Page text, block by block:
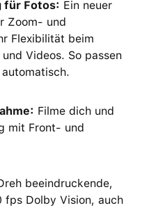
für Fotos: Ein neuer
Zoom- und
Flexibilität beim
Videos. So passen
Filme dich und
mit Front- und
beeindruckende,
fps Dolby Vision, auch